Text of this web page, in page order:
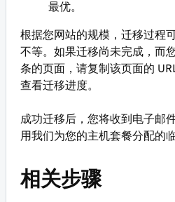
最优。
根据您网站的规模，迁移过程
不等。如果迁移尚未完成，而
条的页面，请复制该页面的
查看迁移进度。
成功迁移后，您将收到电子邮
用我们为您的主机套餐分配的
相关步骤